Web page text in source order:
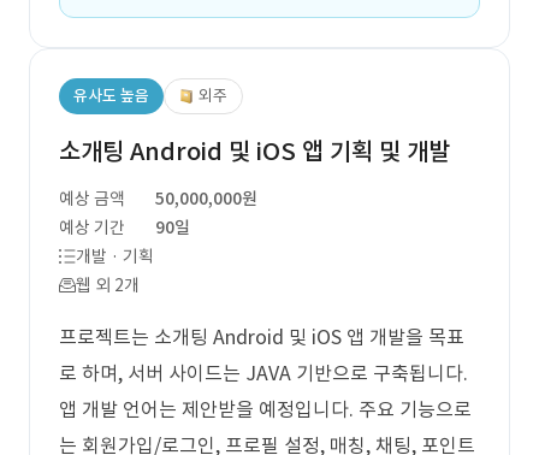
유사도 높음 외주
소개팅 Android 및 iOS 앱 기획 및 개발
예상 금액
50,000,000원
예상 기간
90일
개발 · 기획
웹 외 2개
프로젝트는 소개팅 Android 및 iOS 앱 개발을 목표
로 하며, 서버 사이드는 JAVA 기반으로 구축됩니다.
앱 개발 언어는 제안받을 예정입니다. 주요 기능으로
는 회원가입/로그인, 프로필 설정, 매칭, 채팅, 포인트